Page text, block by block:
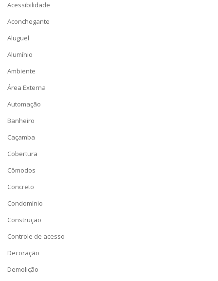
Acessibilidade
Aconchegante
Aluguel
Alumínio
Ambiente
Área Externa
Automação
Banheiro
Caçamba
Cobertura
Cômodos
Concreto
Condomínio
Construção
Controle de acesso
Decoração
Demolição